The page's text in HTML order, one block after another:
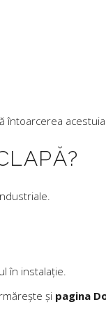
în instalație.
și pagina